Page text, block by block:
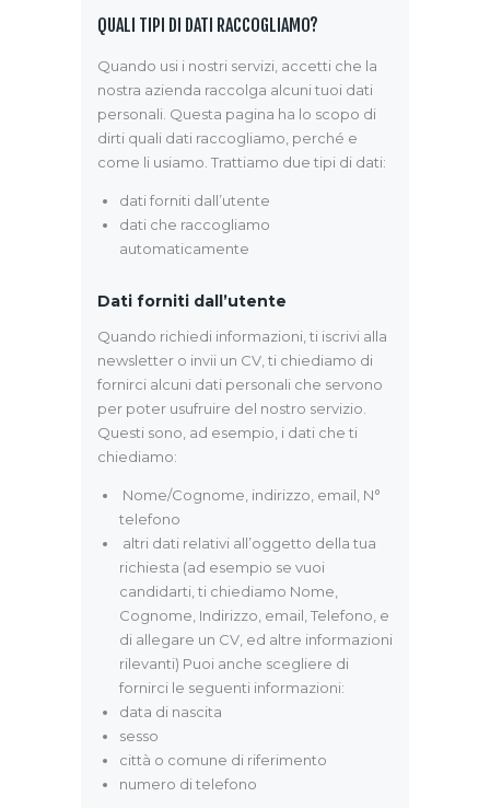
QUALI TIPI DI DATI RACCOGLIAMO?
Quando usi i nostri servizi, accetti che la
nostra azienda raccolga alcuni tuoi dati
personali. Questa pagina ha lo scopo di
dirti quali dati raccogliamo, perché e
come li usiamo. Trattiamo due tipi di dati:
dati forniti dall’utente
dati che raccogliamo
automaticamente
Dati forniti dall’utente
Quando richiedi informazioni, ti iscrivi alla
newsletter o invii un CV, ti chiediamo di
fornirci alcuni dati personali che servono
per poter usufruire del nostro servizio.
Questi sono, ad esempio, i dati che ti
chiediamo:
Nome/Cognome, indirizzo, email, N°
telefono
altri dati relativi all’oggetto della tua
richiesta (ad esempio se vuoi
candidarti, ti chiediamo Nome,
Cognome, Indirizzo, email, Telefono, e
di allegare un CV, ed altre informazioni
rilevanti) Puoi anche scegliere di
fornirci le seguenti informazioni:
data di nascita
sesso
città o comune di riferimento
numero di telefono